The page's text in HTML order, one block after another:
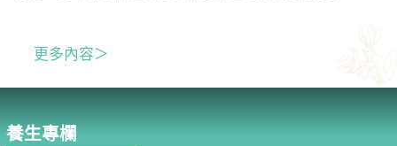
更多內容＞
養生專欄